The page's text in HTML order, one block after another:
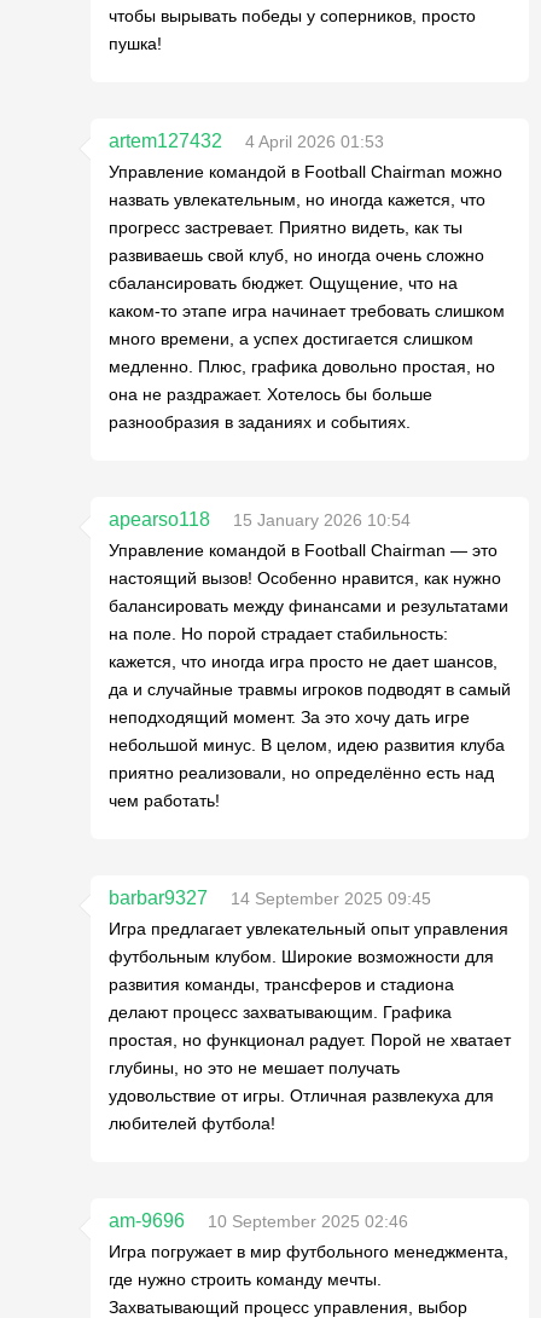
чтобы вырывать победы у соперников, просто
пушка!
artem127432
4 April 2026 01:53
Управление командой в Football Chairman можно
назвать увлекательным, но иногда кажется, что
прогресс застревает. Приятно видеть, как ты
развиваешь свой клуб, но иногда очень сложно
сбалансировать бюджет. Ощущение, что на
каком-то этапе игра начинает требовать слишком
много времени, а успех достигается слишком
медленно. Плюс, графика довольно простая, но
она не раздражает. Хотелось бы больше
разнообразия в заданиях и событиях.
apearso118
15 January 2026 10:54
Управление командой в Football Chairman — это
настоящий вызов! Особенно нравится, как нужно
балансировать между финансами и результатами
на поле. Но порой страдает стабильность:
кажется, что иногда игра просто не дает шансов,
да и случайные травмы игроков подводят в самый
неподходящий момент. За это хочу дать игре
небольшой минус. В целом, идею развития клуба
приятно реализовали, но определённо есть над
чем работать!
barbar9327
14 September 2025 09:45
Игра предлагает увлекательный опыт управления
футбольным клубом. Широкие возможности для
развития команды, трансферов и стадиона
делают процесс захватывающим. Графика
простая, но функционал радует. Порой не хватает
глубины, но это не мешает получать
удовольствие от игры. Отличная развлекуха для
любителей футбола!
am-9696
10 September 2025 02:46
Игра погружает в мир футбольного менеджмента,
где нужно строить команду мечты.
Захватывающий процесс управления, выбор